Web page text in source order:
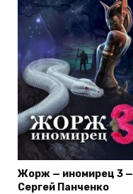
Жорж — иномирец 3 —
Сергей Панченко